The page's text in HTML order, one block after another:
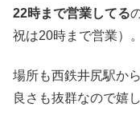
22時まで営業してる
祝は20時まで営業）。
場所も西鉄井尻駅か
良さも抜群なので嬉